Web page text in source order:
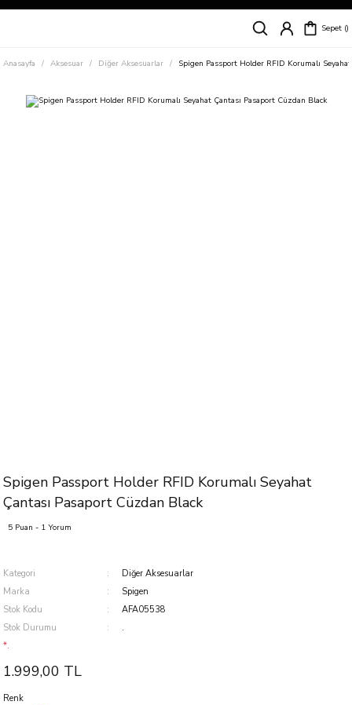
Siparişleriniz
Süper İndirimli Fiyatlar
Sepet
Anasayfa Aksesuar Diğer Aksesuarlar Spigen Passport Holder RFID Korumalı
Spigen Passport Holder RFID Korumalı Seyahat
Çantası Pasaport Cüzdan Black
5 Puan - 1 Yorum
Kategori
Diğer Aksesuarlar
Marka
Spigen
Stok Kodu
AFA05538
Stok Durumu
.
*.
1.999,00 TL
Renk